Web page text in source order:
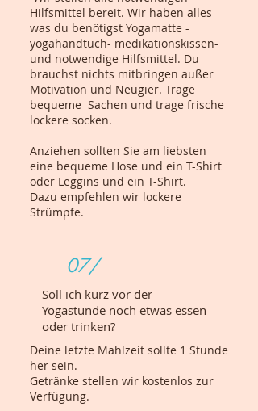
Hilfsmittel bereit. Wir haben alles
was du benötigst Yogamatte -
yogahandtuch- medikationskissen-
und notwendige Hilfsmittel. Du
brauchst nichts mitbringen außer
Motivation und Neugier. Trage
bequeme Sachen und trage frische
lockere socken.
Anziehen sollten Sie am liebsten
eine bequeme Hose und ein T-Shirt
oder Leggins und ein T-Shirt.
Dazu empfehlen wir lockere
Strümpfe.
07/
Soll ich kurz vor der
Yogastunde noch etwas essen
oder trinken?
Deine letzte Mahlzeit sollte 1 Stunde
her sein.
Getränke stellen wir kostenlos zur
Verfügung.